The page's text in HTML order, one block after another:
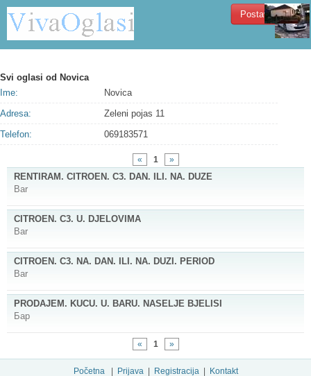
Postavi oglas!
Svi oglasi od Novica
Ime:
Novica
Adresa:
Zeleni pojas 11
Telefon:
069183571
« 1 »
RENTIRAM. CITROEN. C3. DAN. ILI. NA. DUZE
Bar
CITROEN. C3. U. DJELOVIMA
Bar
CITROEN. C3. NA. DAN. ILI. NA. DUZI. PERIOD
Bar
PRODAJEM. KUCU. U. BARU. NASELJE BJELISI
Бар
« 1 »
Početna Prijava Registracija Kontakt